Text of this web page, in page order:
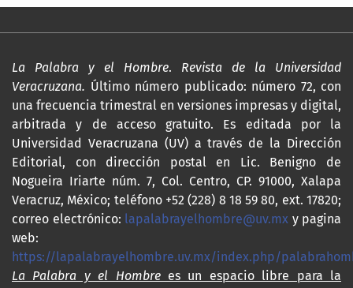
La Palabra y el Hombre. Revista de la Universidad
Veracruzana. Último número publicado: número 72, con
una frecuencia trimestral en versiones impresas y digital,
arbitrada y de acceso gratuito. Es editada por la
Universidad Veracruzana (UV) a través de la Dirección
Editorial, con dirección postal en Lic. Benigno de
Nogueira Iriarte núm. 7, Col. Centro, CP. 91000, Xalapa
Veracruz, México; teléfono +52 (228) 8 18 59 80, ext. 17820;
correo electrónico: lapalabrayelhombre@uv.mx y pagina
web:
https://lapalabrayelhombre.uv.mx/index.php/
La Palabra y el Hombre es un espacio libre para la